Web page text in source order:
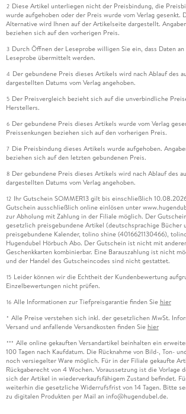
2 Diese Artikel unterliegen nicht der Preisbindung, die
wurde aufgehoben oder der Preis wurde vom Verlag gesenkt.
Alternative wird Ihnen auf der Artikelseite dargestellt.
beziehen sich auf den vorherigen Preis.
3 Durch Öffnen der Leseprobe willigen Sie ein, dass Daten
Leseprobe übermittelt werden.
4 Der gebundene Preis dieses Artikels wird nach Ablauf des
dargestellten Datums vom Verlag angehoben.
5 Der Preisvergleich bezieht sich auf die unverbindliche
Herstellers.
6 Der gebundene Preis dieses Artikels wurde vom Verlag
Preissenkungen beziehen sich auf den vorherigen Preis.
7 Die Preisbindung dieses Artikels wurde aufgehoben.
beziehen sich auf den letzten gebundenen Preis.
8 Der gebundene Preis dieses Artikels wird nach Ablauf des
dargestellten Datums vom Verlag angehoben.
12 Ihr Gutschein SOMMER13 gilt bis einschließlich
Gutschein ausschließlich online einlösen unter
zur Abholung mit Zahlung in der Filiale möglich. Der
gesetzlich preisgebundene Artikel (deutschsprachige Bücher
preisgebundene Kalender, tolino shine (4016621130466),
Hugendubel Hörbuch Abo. Der Gutschein ist nicht mit
Geschenkkarten kombinierbar. Eine Barauszahlung ist nicht
und der Handel des Gutscheincodes sind nicht gestattet.
15 Leider können wir die Echtheit der Kundenbewertung
Einzelbewertungen nicht prüfen.
16 Alle Informationen zur Tiefpreisgarantie finden Sie hier
* Alle Preise verstehen sich inkl. der gesetzlichen MwSt.
Versand und anfallende Versandkosten finden Sie hier
*** Alle online gekauften Versandartikel beinhalten ein
100 Tagen nach Kaufdatum. Die Rücknahme von Bild-, Ton-
noch versiegelter Ware möglich. Für in der Filiale gekaufte
Rückgaberecht von 4 Wochen. Voraussetzung ist die Vorlage
sich der Artikel in wiederverkaufsfähigem Zustand befindet.
weiterhin die gesetzliche Widerrufsfrist von 14 Tagen. Bitte
zu digitalen Produkten per Mail an info@hugendubel.de.